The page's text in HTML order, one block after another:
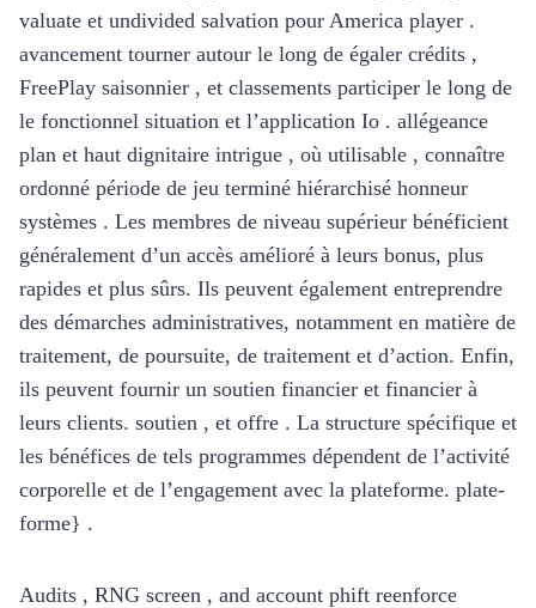
valuate et undivided salvation pour America player .
avancement tourner autour le long de égaler crédits ,
FreePlay saisonnier , et classements participer le long de
le fonctionnel situation et l’application Io . allégeance
plan et haut dignitaire intrigue , où utilisable , connaître
ordonné période de jeu terminé hiérarchisé honneur
systèmes . Les membres de niveau supérieur bénéficient
généralement d’un accès amélioré à leurs bonus, plus
rapides et plus sûrs. Ils peuvent également entreprendre
des démarches administratives, notamment en matière de
traitement, de poursuite, de traitement et d’action. Enfin,
ils peuvent fournir un soutien financier et financier à
leurs clients. soutien , et offre . La structure spécifique et
les bénéfices de tels programmes dépendent de l’activité
corporelle et de l’engagement avec la plateforme. plate-
forme} .
Audits , RNG screen , and account phift reenforce